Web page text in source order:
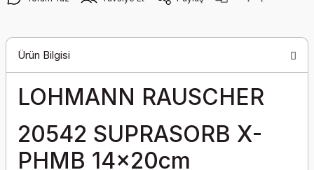
Ürün Bilgisi
LOHMANN RAUSCHER
20542 SUPRASORB X-
PHMB 14x20cm